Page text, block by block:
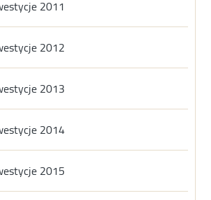
2011
2012
2013
2014
2015